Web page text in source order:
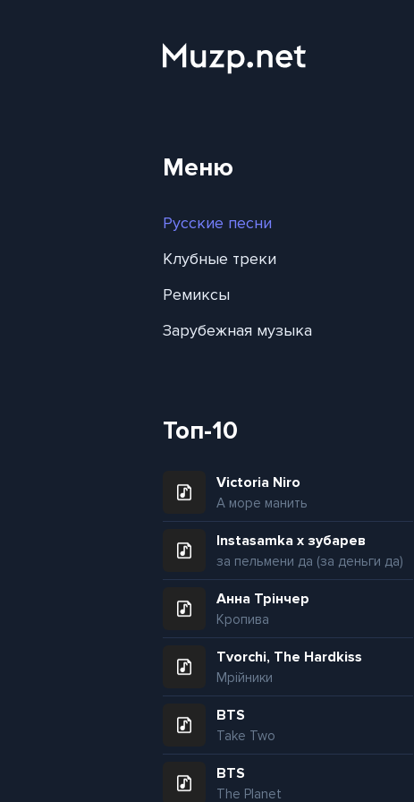
Меню
Русские песни
Клубные треки
Ремиксы
Зарубежная музыка
Топ-10
Victoria Niro
А море манить
Instasamka x зубарев
за пельмени да (за деньги да)
Анна Трінчер
Кропива
Tvorchi, The Hardkiss
Мрійники
BTS
Take Two
BTS
The Planet